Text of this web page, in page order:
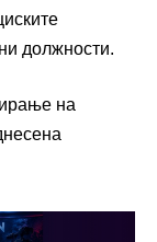
должности.
на